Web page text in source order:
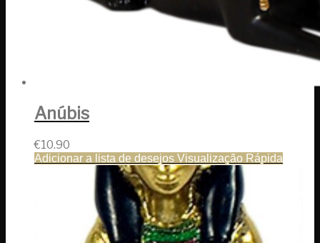
Anúbis
€10.90
Adicionar a lista de desejos Visualização Rápida